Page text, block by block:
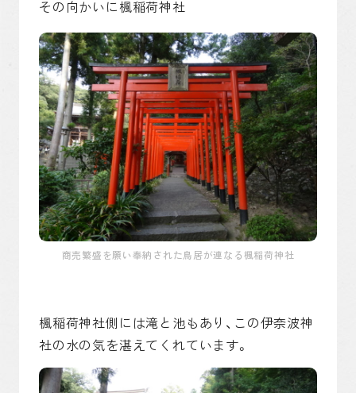
その向かいに楓稲荷神社
商売繁盛を願い奉納された鳥居が連なる楓稲荷神社
楓稲荷神社側には滝と池もあり、この伊奈波神
社の水の気を湛えてくれています。